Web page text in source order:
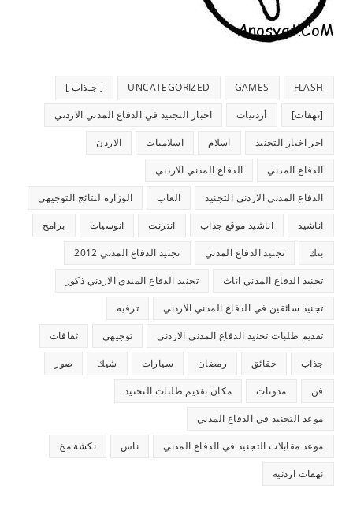
FLASH
GAMES
UNCATEGORIZED [ جـذاب ]
[نهفات] أردنيات اخبار التجنيد في الدفاع المدني الاردني
اخر اخبار التجنيد اسلام اسلاميات الاردن
الدفاع المدني الدفاع المدني الاردني
الدفاع المدني الاردني التجنيد العاب الوزاره لنتائج التوجيهي
اناشيد اناشيد موقع جذاب انترنت انوسيات برامج
بنك تجنيد الدفاع المدني تجنيد الدفاع المدني 2012
تجنيد الدفاع المدني اناث تجنيد الدفاع المندي الاردني ذكور
تجنيد سائقين في الدفاع المدني الاردني ترفيه
تقديم طلبات تجنيد الدفاع المدني الاردني توجيهي ثقافات
جذاب حقائق رمضان سيارات شيك صور
فن مدونات مكان تقديم طلبات التجنيد
موعد التجنيد في الدفاع المدني
موعد مقابلات التجنيد في الدفاع المدني ناس نكشة مخ
نهفات اردنيه